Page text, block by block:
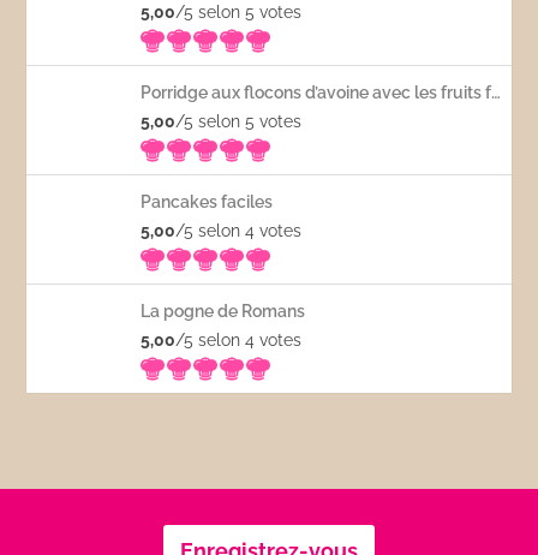
5,00/5 selon 5votes
Porridge aux flocons d’avoine avec les fruits frais
5,00/5 selon 5votes
Pancakes faciles
5,00/5 selon 4votes
La pogne de Romans
5,00/5 selon 4votes